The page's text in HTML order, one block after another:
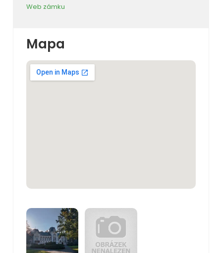
Web zámku
Mapa